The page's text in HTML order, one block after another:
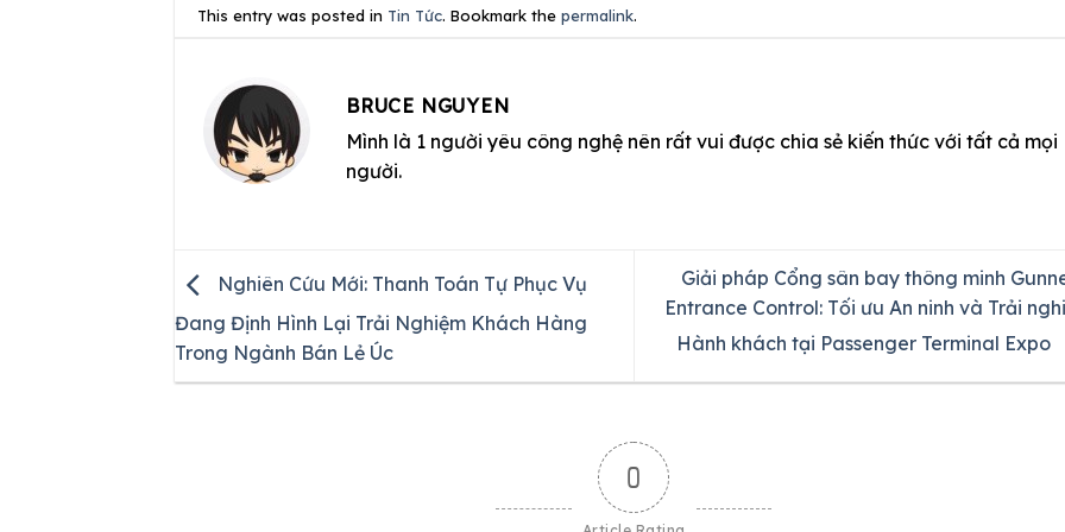
This entry was posted in Tin Tức. Bookmark thepermalink.
BRUCE NGUYEN
Mình là 1 người yêu công nghệ nên rất vui được chia sẻ kiến thức với tất cả mọi
người.
Nghiên Cứu Mới: Thanh Toán Tự Phục Vụ
Đang Định Hình Lại Trải Nghiệm Khách Hàng
Trong Ngành Bán Lẻ Úc
Giải pháp Cổng sân bay thông minh
Entrance Control: Tối ưu An ninh và Trải
Hành khách tại Passenger Terminal Expo
0